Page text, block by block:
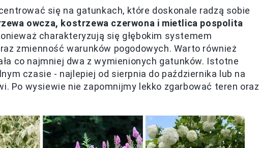
się na gatunkach, które doskonale radzą sobie
owcza, kostrzewa czerwona i mietlica pospolita
charakteryzują się głębokim systemem
zmienność warunków pogodowych. Warto również
co najmniej dwa z wymienionych gatunków. Istotne
czasie - najlepiej od sierpnia do października lub na
Po wysiewie nie zapomnijmy lekko zgarbować teren oraz